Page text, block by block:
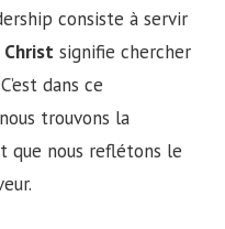
consiste à servir
Christ signifie chercher
dans ce
trouvons la
que nous reflétons le